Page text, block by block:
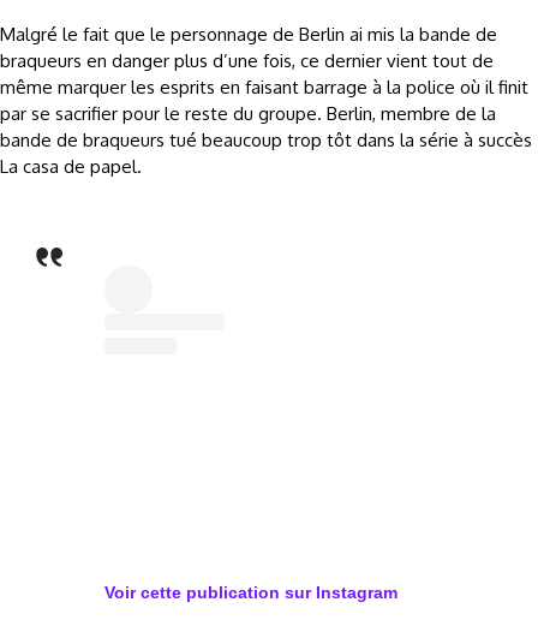
Malgré le fait que le personnage de Berlin ai mis la bande de
braqueurs en danger plus d’une fois, ce dernier vient tout de
même marquer les esprits en faisant barrage à la police où il finit
par se sacrifier pour le reste du groupe. Berlin, membre de la
bande de braqueurs tué beaucoup trop tôt dans la série à succès
La casa de papel.
Voir cette publication sur Instagram